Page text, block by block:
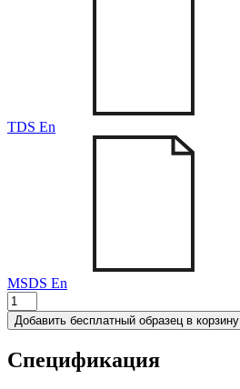
TDS En
MSDS En
Количество
товара
T-
Добавить бесплатный образец в корзину
Спецификация